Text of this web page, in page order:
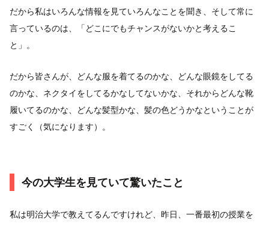
だから私はいろんな情報を見ていろんなことを聞き、そして常に
言っているのは、「どこにでもチャンスがないかと考えるこ
と」。
だから皆さんが、どんな服を着てるのかな、どんな眼鏡をしてる
のかな、ネクタイをしてるかなしてないかな、それからどんな靴
履いてるのかな、どんな髪型かな、髪の色どうかなということが
すごく（気になります）。
今の大学生を見ていて驚いたこと
私は明治大学で教えてるんですけれど、昨日、一番最初の授業を